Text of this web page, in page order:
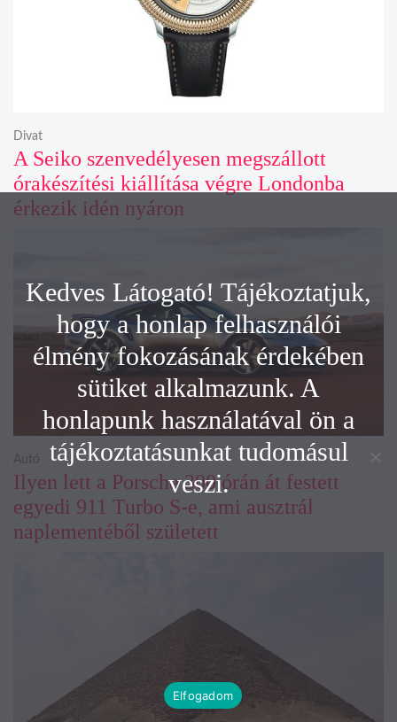
A Seiko szenvedélyesen megszállott
órakészítési kiállítása végre Londonba
érkezik idén nyáron
Divat
Ilyen lett a Porsche 300 órán át festett
egyedi 911 Turbo S-e, ami ausztrál
naplementéből született
Autó
Kedves Látogató! Tájékoztatjuk,
hogy a honlap felhasználói
élmény fokozásának érdekében
sütiket alkalmazunk. A
honlapunk használatával ön a
tájékoztatásunkat tudomásul
veszi.
Elfogadom